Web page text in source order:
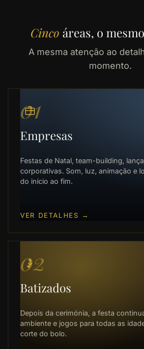
Cinco áreas, o
A mesma atenção ao
momento.
01
Empresas
Festas de Natal, team-building,
corporativas. Som, luz, animação e
do início ao fim.
VER DETALHES →
02
Batizados
Depois da cerimónia, a festa
ambiente e jogos para todas as
corte do bolo.